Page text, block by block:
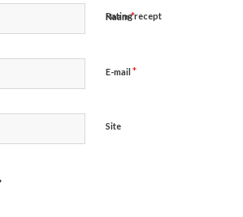
Naam*
E-mail *
Site
Rating recept